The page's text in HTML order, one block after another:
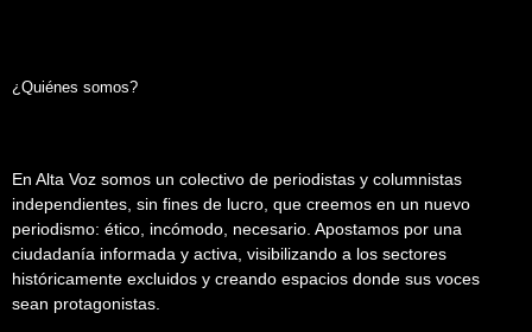
¿Quiénes somos?
En Alta Voz somos un colectivo de periodistas y columnistas
independientes, sin fines de lucro, que creemos en un nuevo
periodismo: ético, incómodo, necesario. Apostamos por una
ciudadanía informada y activa, visibilizando a los sectores
históricamente excluidos y creando espacios donde sus voces
sean protagonistas.